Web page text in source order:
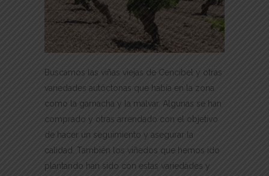
Buscamos las viñas viejas de Cencibel y otras
variedades autóctonas que había en la zona
como la garnacha y la malvar. Algunas se han
comprado y otras arrendado con el objetivo
de hacer un seguimiento y asegurar la
calidad. También los viñedos que hemos ido
plantando han sido con estas variedades y